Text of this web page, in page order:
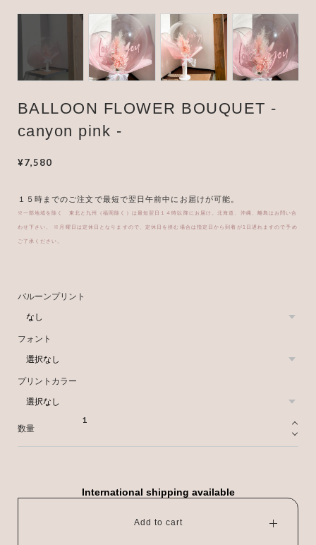
BALLOON FLOWER BOUQUET -
canyon pink -
¥7,580
１５時までのご注文で最短で翌日午前中にお届けが可能。
※一部地域を除く 東北と九州（福岡除く）は最短翌日１４時以降にお届け。北海道、沖縄、離島はお問い合
わせ下さい。 ※月曜日は定休日となりますので、定休日を挟む場合は指定日から到着が1日遅れますので予め
ご了承ください。
バルーンプリント
フォント
プリントカラー
数量
International shipping available
Add to cart